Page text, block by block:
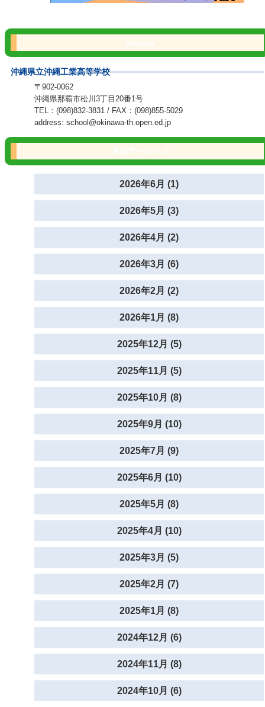
沖縄県立沖縄工業高等学校
〒902-0062
沖縄県那覇市松川3丁目20番1号
TEL：(098)832-3831 / FAX：(098)855-5029
address: school@okinawa-th.open.ed.jp
2026年6月 (1)
2026年5月 (3)
2026年4月 (2)
2026年3月 (6)
2026年2月 (2)
2026年1月 (8)
2025年12月 (5)
2025年11月 (5)
2025年10月 (8)
2025年9月 (10)
2025年7月 (9)
2025年6月 (10)
2025年5月 (8)
2025年4月 (10)
2025年3月 (5)
2025年2月 (7)
2025年1月 (8)
2024年12月 (6)
2024年11月 (8)
2024年10月 (6)